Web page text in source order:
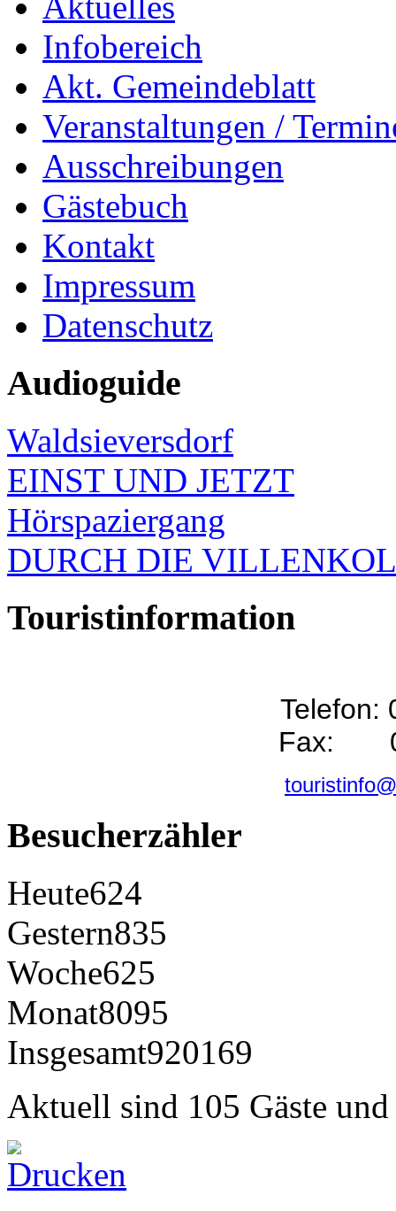
Infobereich
Akt. Gemeindeblatt
Veranstaltungen /
Ausschreibungen
Gästebuch
Kontakt
Impressum
Datenschutz
Audioguide
Waldsieversdorf
EINST UND JETZT
Hörspaziergang
DURCH DIE
Touristinformation
Telefon:
Fax:
Besucherzähler
Heute624
Gestern835
Woche625
Monat8095
Insgesamt920169
Aktuell sind 105 Gäste